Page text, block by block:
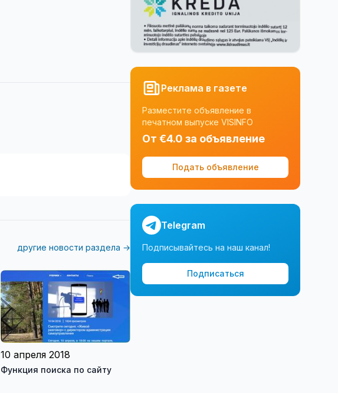
другие новости раздела →
10 апреля 2018
Функция поиска по сайту
Реклама в газете
Разместите объявление в
печатном выпуске VISINFO
От €4.0 за объявление
Подать объявление
Telegram
Подписывайтесь на наш канал!
Подписаться